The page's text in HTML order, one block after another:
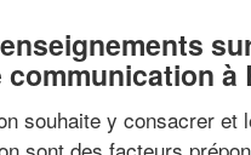
communication à
souhaite y consacrer et